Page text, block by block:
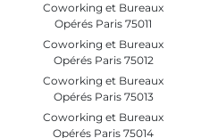
Coworking et Bureaux
Opérés Paris 75011
Coworking et Bureaux
Opérés Paris 75012
Coworking et Bureaux
Opérés Paris 75013
Coworking et Bureaux
Opérés Paris 75014